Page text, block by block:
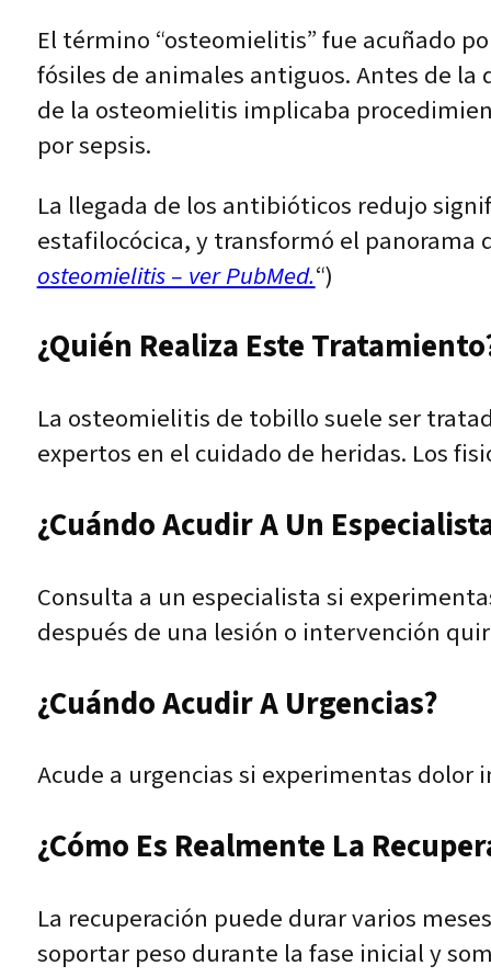
El término “osteomielitis” fue acuñado
fósiles de animales antiguos. Antes de
de la osteomielitis implicaba
por sepsis.
La llegada de los antibióticos redujo
estafilocócica, y transformó el panorama
osteomielitis – ver PubMed.“)
¿Quién Realiza Este
La osteomielitis de tobillo suele ser
expertos en el cuidado de heridas. Los
¿Cuándo Acudir A Un
Consulta a un especialista si
después de una lesión o intervención
¿Cuándo Acudir A Urgencias?
Acude a urgencias si experimentas dolor
¿Cómo Es Realmente La
La recuperación puede durar varios
soportar peso durante la fase inicial y